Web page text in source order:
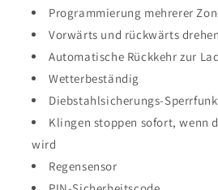
Programmierung mehrerer
Vorwärts und rückwärts
Automatische Rückkehr zur
Wetterbeständig
Diebstahlsicherungs-
Klingen stoppen sofort, wenn
wird
Regensensor